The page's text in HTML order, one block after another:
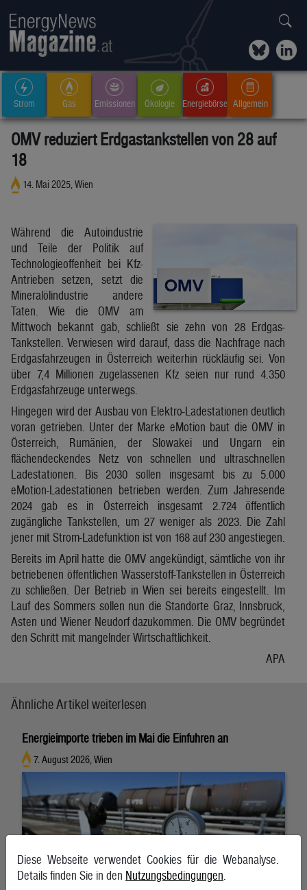
Strom Gas Emissionen Ökologie Energiebörse Allgemein
OMV reduziert Erdgastankstellen von 28 auf
18
14. Mai 2025, Wien
Während die Autoindustrie
und Teile der Politik auf
Technologieoffenheit bei Kfz-
Antrieben setzen, setzt die
Mineralölindustrie andere
Taten. Wie die OMV am
Mittwoch bekannt gab, schließt sie zehn von 28 Erdgas-
Tankstellen. Verwiesen wird darauf, dass die Nachfrage nach
Erdgasfahrzeugen in Österreich weiterhin rückläufig sei. Von
über 7,4 Millionen zugelassenen Kfz seien nur rund 4.350
Erdgasfahrzeuge unterwegs.
Hingegen wird der Ausbau von Elektro-Ladestationen deutlich
voran getrieben. Unter der Marke eMotion baut die OMV in
Österreich, Rumänien, der Slowakei und Ungarn ein
flächendeckendes Netz von schnellen und ultraschnellen
Ladestationen. Bis 2030 sollen insgesamt bis zu 5.000
eMotion-Ladestationen betrieben werden. Zum Jahresende
2024 gab es in Österreich insgesamt 2.724 öffentlich
zugängliche Tankstellen, um 27 weniger als 2023. Die Zahl
jener mit Strom-Ladefunktion ist von 168 auf 230 angestiegen.
Bereits im April hatte die OMV angekündigt, sämtliche von ihr
betriebenen öffentlichen Wasserstoff-Tankstellen in Österreich
zu schließen. Der Betrieb in Wien sei bereits eingestellt. Im
Lauf des Sommers sollen nun die Standorte Graz, Innsbruck,
Asten und Wiener Neudorf dazukommen. Die OMV begründet
den Schritt mit mangelnder Wirtschaftlichkeit.
APA
Ähnliche Artikel weiterlesen
Energieimporte trieben im Mai die Einfuhren an
7. August 2026, Wien
Diese Webseite verwendet Cookies für die Webanalyse.
Details finden Sie in den Nutzungsbedingungen